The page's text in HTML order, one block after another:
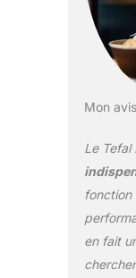
Mon
Le Tefal
fonction
en fait